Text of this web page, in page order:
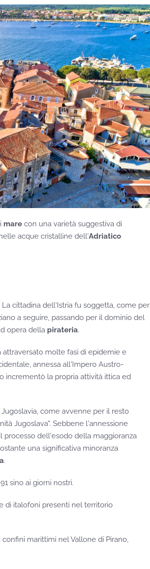
mare con una varietà suggestiva di
acque cristalline dell'Adriatico
cittadina dell'Istria fu soggetta, come per
a seguire, passando per il dominio del
opera della pirateria.
molte fasi di epidemie e
annessa all'Impero Austro-
incrementò la propria attività ittica ed
come avvenne per il resto
Jugoslava". Sebbene l'annessione
processo dell'esodo della maggioranza
una significativa minoranza
.
sino ai giorni nostri.
di italofoni presenti nel territorio
confini marittimi nel Vallone di Pirano,